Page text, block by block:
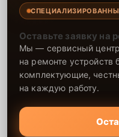
Оставьте заявку на
Мы — сервисный
на ремонте устройств
комплектующие,
на каждую работу.